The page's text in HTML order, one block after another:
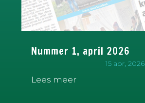
Nummer 1, april 2026
15 apr, 2026
Lees meer